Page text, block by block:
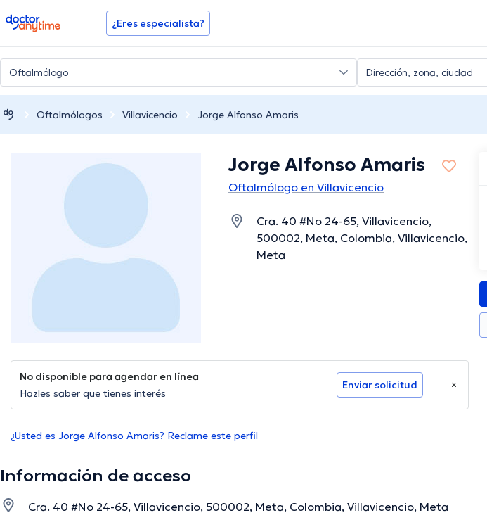
doctoranytime ¿Eres especialista?
Oftalmólogos Villavicencio Jorge Alfonso Amaris
Jorge Alfonso Amaris
Oftalmólogo en Villavicencio
Cra. 40 #No 24-65, Villavicencio,
500002, Meta, Colombia, Villavicencio,
Meta
No disponible para agendar en línea
Hazles saber que tienes interés
Enviar solicitud
¿Usted es Jorge Alfonso Amaris? Reclame este perfil
Información de acceso
Cra. 40 #No 24-65, Villavicencio, 500002, Meta, Colombia, Villavicencio, Meta